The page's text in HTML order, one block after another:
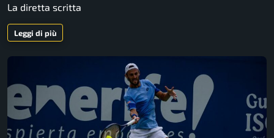
La diretta scritta
Leggi di più